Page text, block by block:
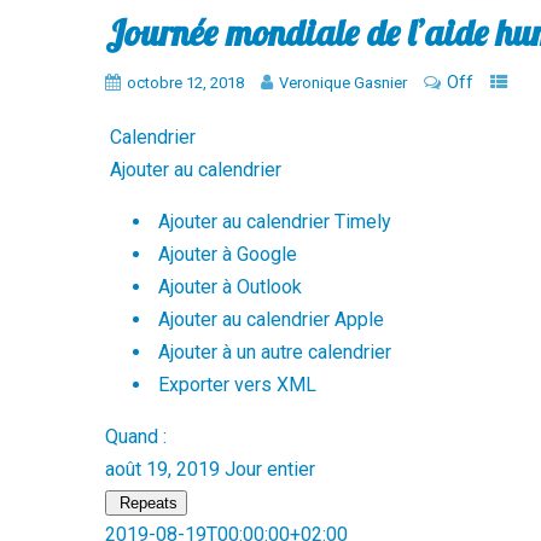
Journée mondiale de l’aide
octobre 12, 2018 Veronique Gasnier Off
Calendrier
Ajouter au calendrier
Ajouter au calendrier Timely
Ajouter à Google
Ajouter à Outlook
Ajouter au calendrier Apple
Ajouter à un autre calendrier
Exporter vers XML
Quand :
août 19, 2019 Jour entier
Repeats
2019-08-19T00:00:00+02:00